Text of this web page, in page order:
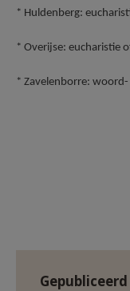
* Huldenberg:
* Overijse: eucharistie
* Zavelenborre: